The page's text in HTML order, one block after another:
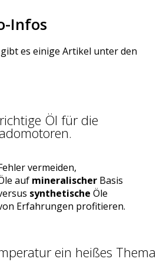
Infos
gibt es einige Artikel unter den
Öl für die
vermeiden,
auf mineralischer Basis
synthetische Öle
Erfahrungen profitieren.
ein heißes Thema